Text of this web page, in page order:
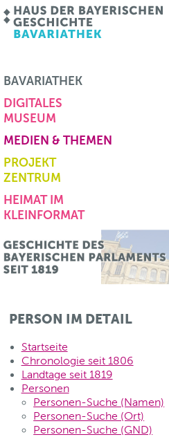
BAVARIATHEK
DIGITALES
MUSEUM
MEDIEN & THEMEN
PROJEKT
ZENTRUM
HEIMAT IM
KLEINFORMAT
PERSON IM DETAIL
Startseite
Chronologie seit 1806
Landtage seit 1819
Personen
Personen-Suche (Namen)
Personen-Suche (Ort)
Personen-Suche (GND)